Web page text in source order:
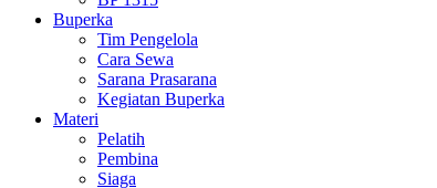
Buperka
Tim Pengelola
Cara Sewa
Sarana Prasarana
Kegiatan Buperka
Materi
Pelatih
Pembina
Siaga